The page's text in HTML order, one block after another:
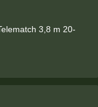
3,8 m 20-